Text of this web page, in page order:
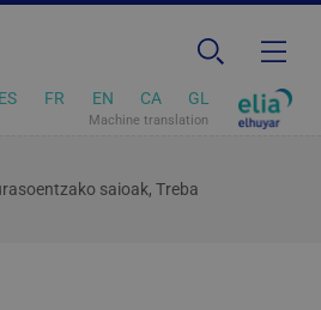
ES FR EN CA GL
Machine translation
saioak, Treba